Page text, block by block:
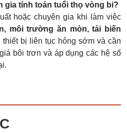
gia tính toán tuổi thọ vòng bi?
hoặc chuyên gia khi làm việc
môi trường ăn mòn, tải biến
thiết bị liên tục hỏng sớm và cần
bôi trơn và áp dụng các hệ số